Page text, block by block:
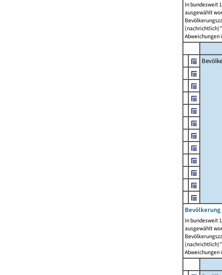
In bundesweit
ausgewählt
Abweichungen
In bundesweit
ausgewählt
Abweichungen